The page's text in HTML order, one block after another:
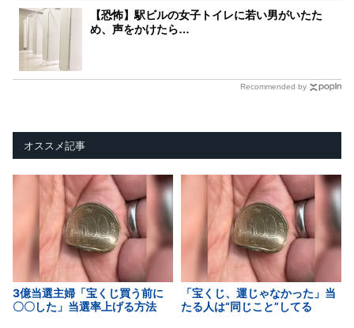
【恐怖】駅ビルの女子トイレに若い男がいたた
め、声をかけたら…
Recommended by
オススメ記事
3億当選主婦「宝くじ買う前に
〇〇した」当選率上げる方法
「宝くじ、運じゃなかった」当
たる人は“同じこと”してる